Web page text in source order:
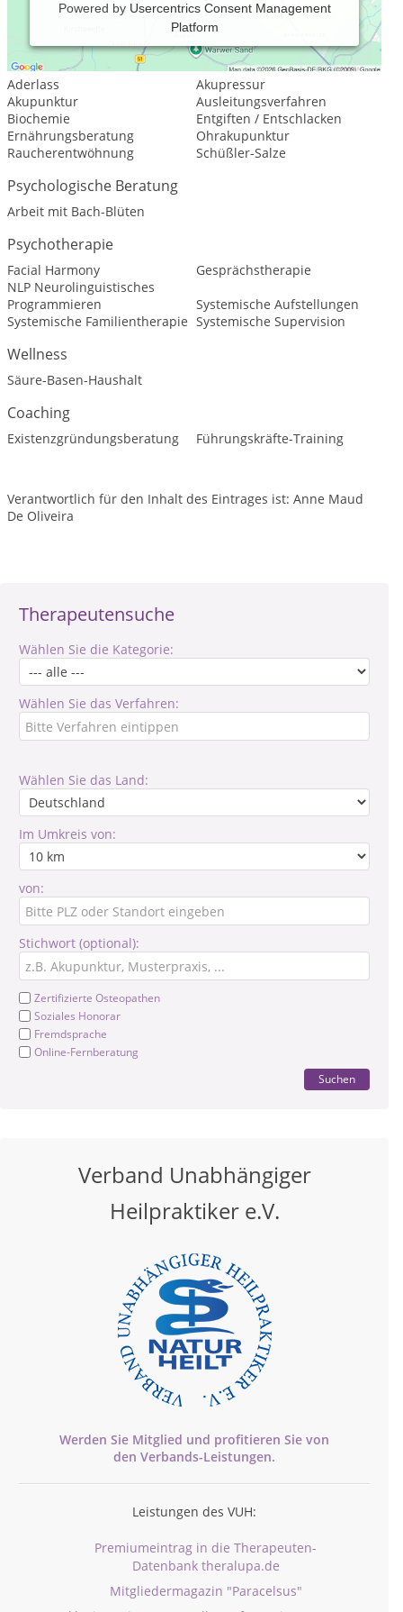
Therapeutensuche
Wählen Sie die Kategorie:
Wählen Sie das Verfahren:
Wählen Sie das Land:
Im Umkreis von:
von:
Stichwort (optional):
Zertifizierte Osteopathen
Soziales Honorar
Fremdsprache
Online-Fernberatung
Suchen
Verband Unabhängiger
Heilpraktiker e.V.
Werden Sie Mitglied und profitieren Sie von
den Verbands-Leistungen.
Leistungen des VUH:
Premiumeintrag in die Therapeuten-
Datenbank theralupa.de
Mitgliedermagazin "Paracelsus"
Powered by Usercentrics Consent Management
Platform
Traditionelle und komplementäre Medizin, Heilkunde
Aderlass
Akupressur
Akupunktur
Ausleitungsverfahren
Biochemie
Entgiften / Entschlacken
Ernährungsberatung
Ohrakupunktur
Raucherentwöhnung
Schüßler-Salze
Psychologische Beratung
Arbeit mit Bach-Blüten
Psychotherapie
Facial Harmony
Gesprächstherapie
NLP Neurolinguistisches
Programmieren
Systemische Aufstellungen
Systemische Familientherapie Systemische Supervision
Wellness
Säure-Basen-Haushalt
Coaching
Existenzgründungsberatung Führungskräfte-Training
Verantwortlich für den Inhalt des Eintrages ist: Anne Maud
De Oliveira